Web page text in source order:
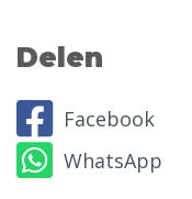
Delen
Facebook
WhatsApp